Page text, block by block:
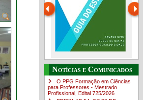
Guia do estudante
Notícias e Comunicados
O PPG Formação em Ciências
para Professores - Mestrado
Profissional, Edital ​725/202​6